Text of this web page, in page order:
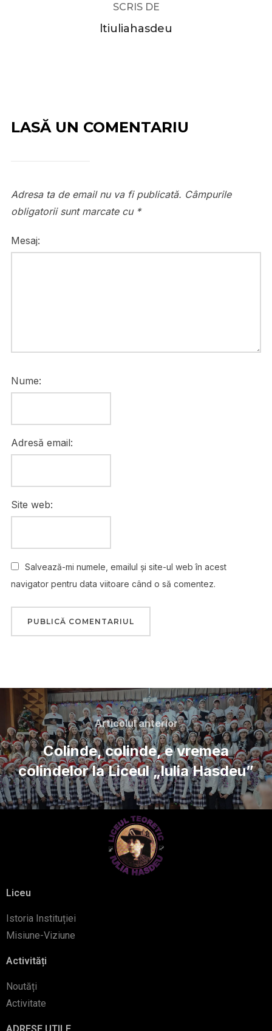
SCRIS DE
ltiuliahasdeu
LASĂ UN COMENTARIU
Adresa ta de email nu va fi publicată. Câmpurile
obligatorii sunt marcate cu *
Mesaj:
Nume:
Adresă email:
Site web:
Salvează-mi numele, emailul și site-ul web în acest
navigator pentru data viitoare când o să comentez.
Articolul anterior
Colinde, colinde, e vremea
colindelor la Liceul „Iulia Hasdeu”
Liceu
Istoria Instituției
Misiune-Viziune
Activități
Noutăți
Activitate
ADRESE UTILE